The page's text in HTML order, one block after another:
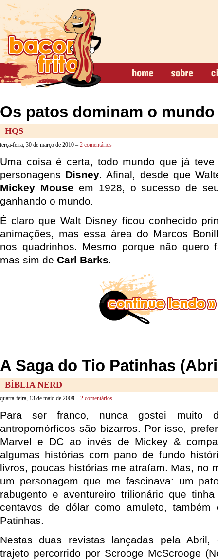
Os patos dominam o mundo
HQS
terça-feira, 30 de março de 2010 – 2 comentários
Uma coisa é certa, todo mundo que já
personagens Disney. Afinal, desde que
Mickey Mouse em 1928, o sucesso de
ganhando o mundo.
É claro que Walt Disney ficou conhecido
animações, mas essa área do Marcos
nos quadrinhos. Mesmo porque não quero
mas sim de Carl Barks.
A Saga do Tio Patinhas
BÍBLIA NERD
quarta-feira, 13 de maio de 2009 – 2 comentários
Para ser franco, nunca gostei muito
antropomórficos são bizarros. Por isso,
Marvel e DC ao invés de Mickey &
algumas histórias com pano de fundo
livros, poucas histórias me atraíam. Mas, no
um personagem que me fascinava: um
rabugento e aventureiro trilionário que
centavos de dólar como amuleto, também
Patinhas.
Nestas duas revistas lançadas pela Abril,
trajeto percorrido por Scrooge McScrooge